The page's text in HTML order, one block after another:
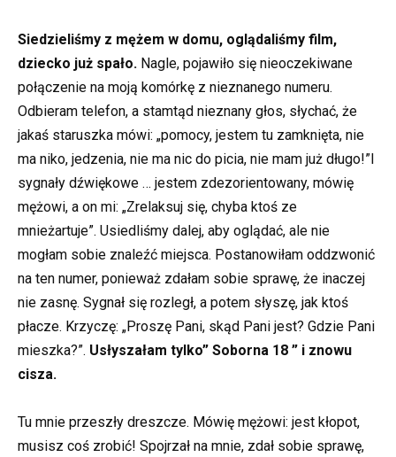
Siedzieliśmy z mężem w domu, oglądaliśmy film,
dziecko już spało. Nagle, pojawiło się nieoczekiwane
połączenie na moją komórkę z nieznanego numeru.
Odbieram telefon, a stamtąd nieznany głos, słychać, że
jakaś staruszka mówi: „pomocy, jestem tu zamknięta, nie
ma niko, jedzenia, nie ma nic do picia, nie mam już długo!”I
sygnały dźwiękowe … jestem zdezorientowany, mówię
mężowi, a on mi: „Zrelaksuj się, chyba ktoś ze
mnieżartuje”. Usiedliśmy dalej, aby oglądać, ale nie
mogłam sobie znaleźć miejsca. Postanowiłam oddzwonić
na ten numer, ponieważ zdałam sobie sprawę, że inaczej
nie zasnę. Sygnał się rozległ, a potem słyszę, jak ktoś
płacze. Krzyczę: „Proszę Pani, skąd Pani jest? Gdzie Pani
mieszka?”. Usłyszałam tylko” Soborna 18 ” i znowu
cisza.
Tu mnie przeszły dreszcze. Mówię mężowi: jest kłopot,
musisz coś zrobić! Spojrzał na mnie, zdał sobie sprawę,